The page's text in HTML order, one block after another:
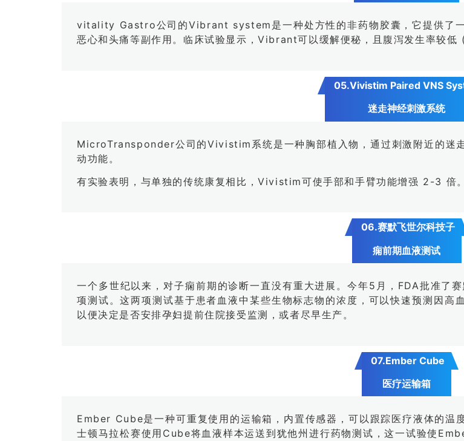
vitality Gastro公司的Vibrant system是一种处方性的非药物胶囊，它提供了一
恶心和头痛等副作用。临床试验显示，Vibrant可以缓解便秘，且腹泻发生率较低
05.Vivistim Paired VNS
迷走神经刺激系统
MicroTransponder公司的Vivistim系统是一种胸部植入物，通过刺激附近的迷
动功能。
有实验表明，与单独的传统康复相比，Vivistim可使手部和手臂功能增强 2-3 倍。
06.赛默飞世尔科技子
痫前期血液测试
一个多世纪以来，对子痫前期的诊断一直没有重大进展。今年5月，FDA批准
项测试。这两项测试基于患者血液中某些生物标志物的浓度，可以快速预测因高
以便决定是否安排孕妇提前住院接受监测，或者尽早生产。
07.Ember Cube
医疗运输箱
Ember Cube是一种可重复使用的运输箱，内置传感器，可以跟踪医疗液体的温
士顿马拉松赛使用Cube将血液样本运送到犹他州进行药物测试，这一试验使